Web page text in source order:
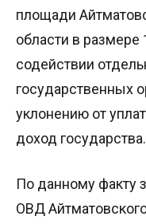
площади
области в размере
содействии
государственных
уклонению от
доход государства.
По данному факту
ОВД